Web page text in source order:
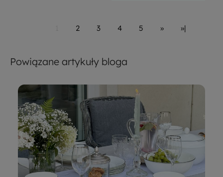
2 3 4 5 » »|
Powiązane artykuły bloga